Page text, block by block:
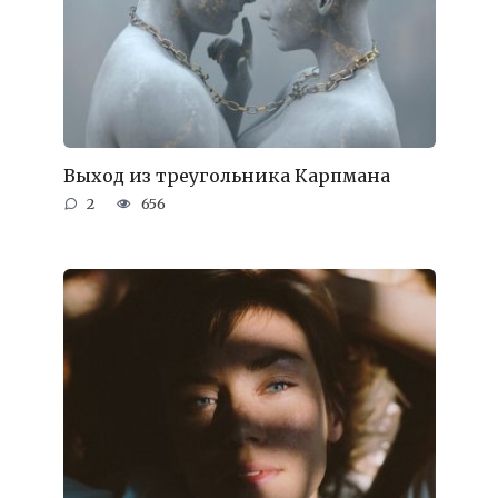
Выход из треугольника Карпмана
2 656